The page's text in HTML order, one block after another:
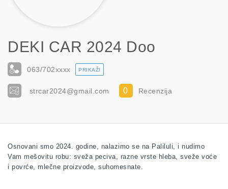
DEKI CAR 2024 Doo
063/702xxxx PRIKAŽI
strcar2024@gmail.com 0 Recenzija
Osnovani smo 2024. godine, nalazimo se na Paliluli, i nudimo
Vam mešovitu robu: sveža peciva, razne vrste hleba, sveže voće
i povrće, mlečne proizvode, suhomesnate.